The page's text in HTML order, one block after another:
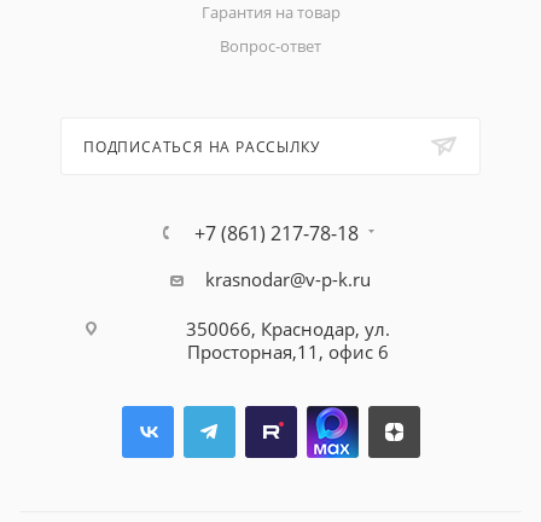
Гарантия на товар
Вопрос-ответ
ПОДПИСАТЬСЯ НА РАССЫЛКУ
+7 (861) 217-78-18
krasnodar@v-p-k.ru
350066, Краснодар, ул.
Просторная,11, офис 6